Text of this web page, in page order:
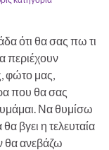
ότι θα σας πω τι
περιέχουν
φώτο μας,
που θα σας
Να θυμίσω
βγει η τελευταία
θα ανεβάζω